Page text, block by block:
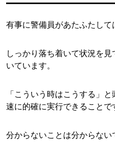
有事に警備員があたふたして
しっかり落ち着いて状況を
いています。
「こういう時はこうする」
速に的確に実行できることで
分からないことは分からない